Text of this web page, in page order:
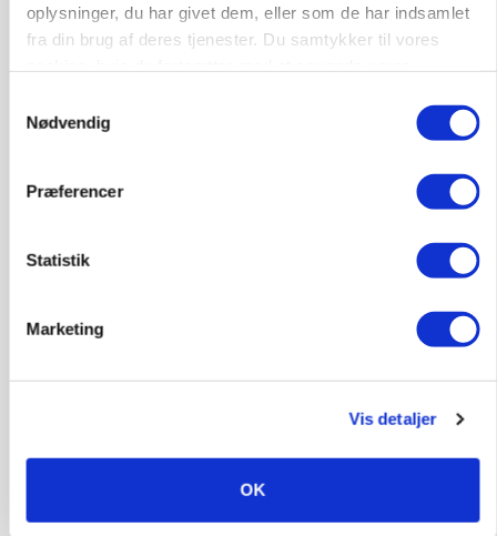
oplysninger, du har givet dem, eller som de har indsamlet
fra din brug af deres tjenester. Du samtykker til vores
Nødvendig
Præferencer
Statistik
Marketing
Vis detaljer
OK
KVÆG